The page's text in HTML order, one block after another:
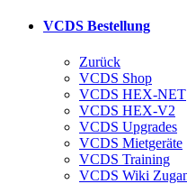
VCDS Bestellung
Zurück
VCDS Shop
VCDS HEX-NET
VCDS HEX-V2
VCDS Upgrades
VCDS Mietgeräte
VCDS Training
VCDS Wiki